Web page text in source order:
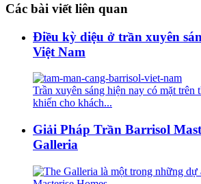
Các bài viết liên quan
Điều kỳ diệu ở trần xuyên
Việt Nam
Trần xuyên sáng hiện nay có mặt trên
khiến cho khách...
Giải Pháp Trần Barrisol
Galleria